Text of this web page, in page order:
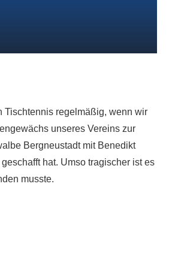
Tischtennis regelmäßig, wenn wir
unseres Vereins zur
Bergneustadt mit Benedikt
hat. Umso tragischer ist es
musste.